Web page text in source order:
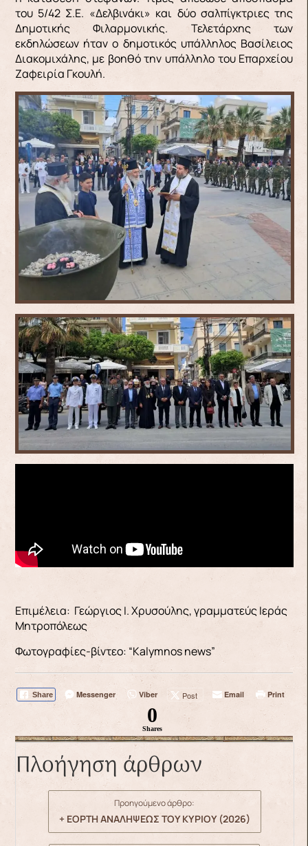
του 5/42 Σ.Ε. «Δελβινάκι» και δύο σαλπίγκτριες της
Δημοτικής Φιλαρμονικής. Τελετάρχης των
εκδηλώσεων ήταν ο δημοτικός υπάλληλος Βασίλειος
Διακομιχάλης, με βοηθό την υπάλληλο του Επαρχείου
Ζαφειρία Γκουλή.
Επιμέλεια: Γεώργιος Ι. Χρυσούλης, γραμματεύς Ιεράς
Μητροπόλεως
Φωτογραφίες-βίντεο: “Kalymnos news”
Share Messenger Viber Post Email Print
0
Shares
Πλοήγηση άρθρων
Προηγούμενο άρθρο:
+ ΕΟΡΤΗ ΑΝΑΛΗΨΕΩΣ ΤΟΥ ΚΥΡΙΟΥ (2026)